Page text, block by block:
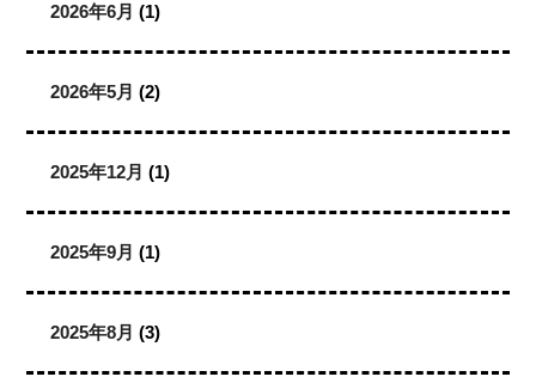
2026年6月 (1)
2026年5月 (2)
2025年12月 (1)
2025年9月 (1)
2025年8月 (3)